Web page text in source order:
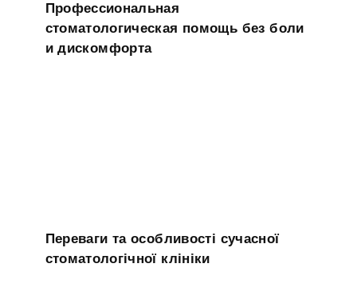
Профессиональная
стоматологическая помощь без боли
и дискомфорта
Переваги та особливості сучасної
стоматологічної клініки